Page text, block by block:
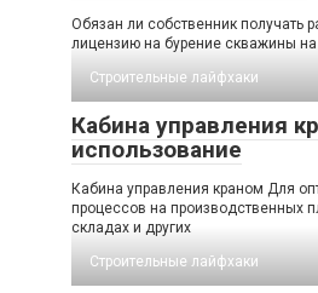
Обязан ли собственник получать
лицензию на бурение скважины на
Строительные лайфхаки
Кабина управления
использование
Кабина управления краном Для
процессов на производственных
складах и других
Строительные лайфхаки